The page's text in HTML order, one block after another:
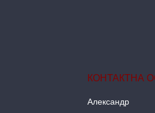
Александр